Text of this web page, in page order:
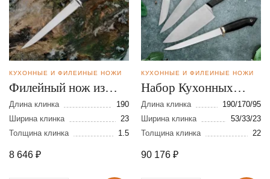
КУХОННЫЕ И ФИЛЕЙНЫЕ НОЖИ
Филейный нож из
стали VG-10
Длина клинка
190
Ширина клинка
23
Толщина клинка
1.5
8 646 ₽
КУХОННЫЕ И ФИЛЕЙНЫЕ НОЖИ
Набор Кухонных
ножей из порошковой
стали М390
Длина клинка
190/170/95
Ширина клинка
53/33/23
Толщина клинка
22
90 176 ₽